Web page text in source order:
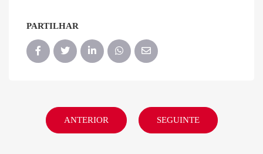
PARTILHAR
ANTERIOR SEGUINTE